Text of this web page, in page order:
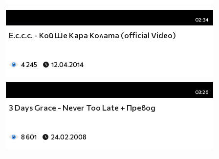
02:34
E.c.c.c. - Кой Ше Кара Колата (official Video)
4 245 12.04.2014
03:26
3 Days Grace - Never Too Late + Превод
8 601 24.02.2008